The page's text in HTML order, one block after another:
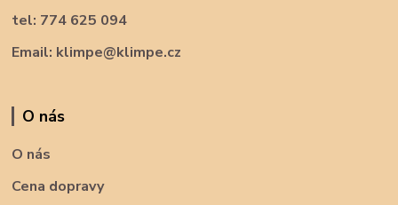
tel: 774 625 094
Email: klimpe@klimpe.cz
O nás
O nás
Cena dopravy